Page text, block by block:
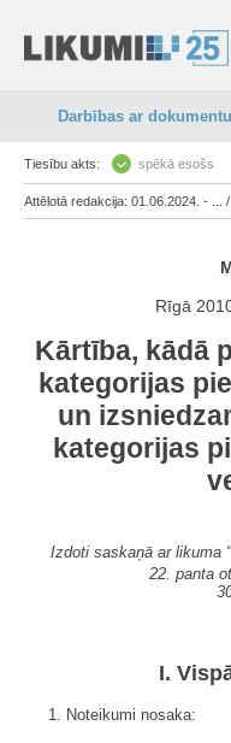
Darbības ar dokumentu
Tiesību akts: spēkā esošs
Attēlotā redakcija: 01.06.2024. - ... /
Rīgā
Kārtība, kādā
kategorijas
un
kategorijas
Izdoti saskaņā ar likuma "
22. panta
I.
1. Noteikumi nosaka: